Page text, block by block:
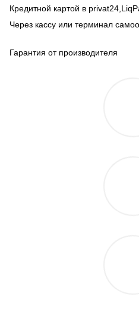
Кредитной картой в
Через кассу или терминал
Гарантия от производителя